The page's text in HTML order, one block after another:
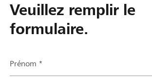
Veuillez remplir le
formulaire.
Prénom *